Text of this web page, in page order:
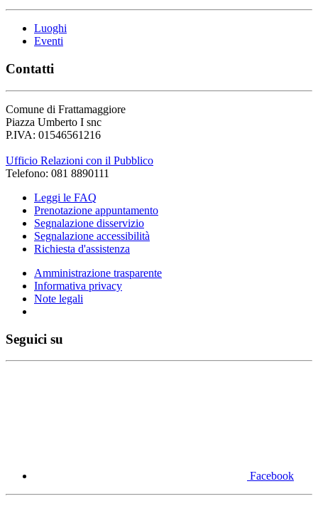
Luoghi
Eventi
Contatti
Comune di Frattamaggiore
Piazza Umberto I snc
P.IVA: 01546561216
Ufficio Relazioni con il Pubblico
Telefono: 081 8890111
Leggi le FAQ
Prenotazione appuntamento
Segnalazione disservizio
Segnalazione accessibilità
Richiesta d'assistenza
Amministrazione trasparente
Informativa privacy
Note legali
Seguici su
Facebook